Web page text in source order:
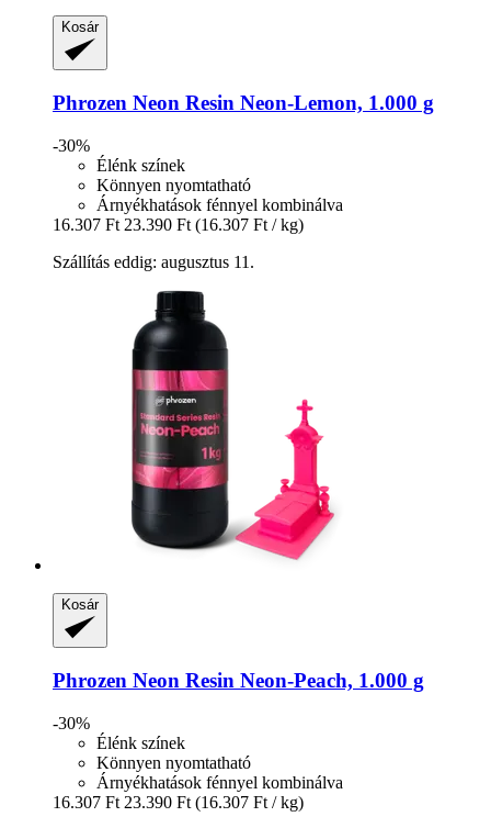
Kosár
Phrozen Neon Resin Neon-​Lemon, 1.000 g
-30%
Élénk színek
Könnyen nyomtatható
Árnyékhatások fénnyel kombinálva
16.307 Ft 23.390 Ft (16.307 Ft / kg)
Szállítás eddig: augusztus 11.
Kosár
Phrozen Neon Resin Neon-​Peach, 1.000 g
-30%
Élénk színek
Könnyen nyomtatható
Árnyékhatások fénnyel kombinálva
16.307 Ft 23.390 Ft (16.307 Ft / kg)